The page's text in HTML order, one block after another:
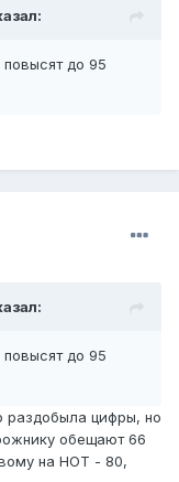
до 95
до 95
раздобыла цифры, но
обещают 66
на НОТ - 80,